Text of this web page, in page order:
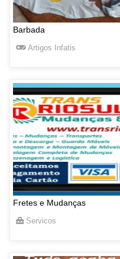
Barbada
Artigos Infatis
Fretes e Mudanças
Servicos